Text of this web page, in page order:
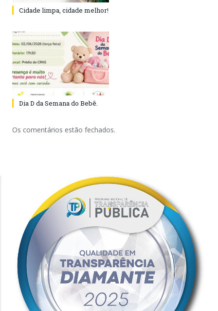
Cidade limpa, cidade melhor!
Dia D da Semana do Bebê.
Os comentários estão fechados.